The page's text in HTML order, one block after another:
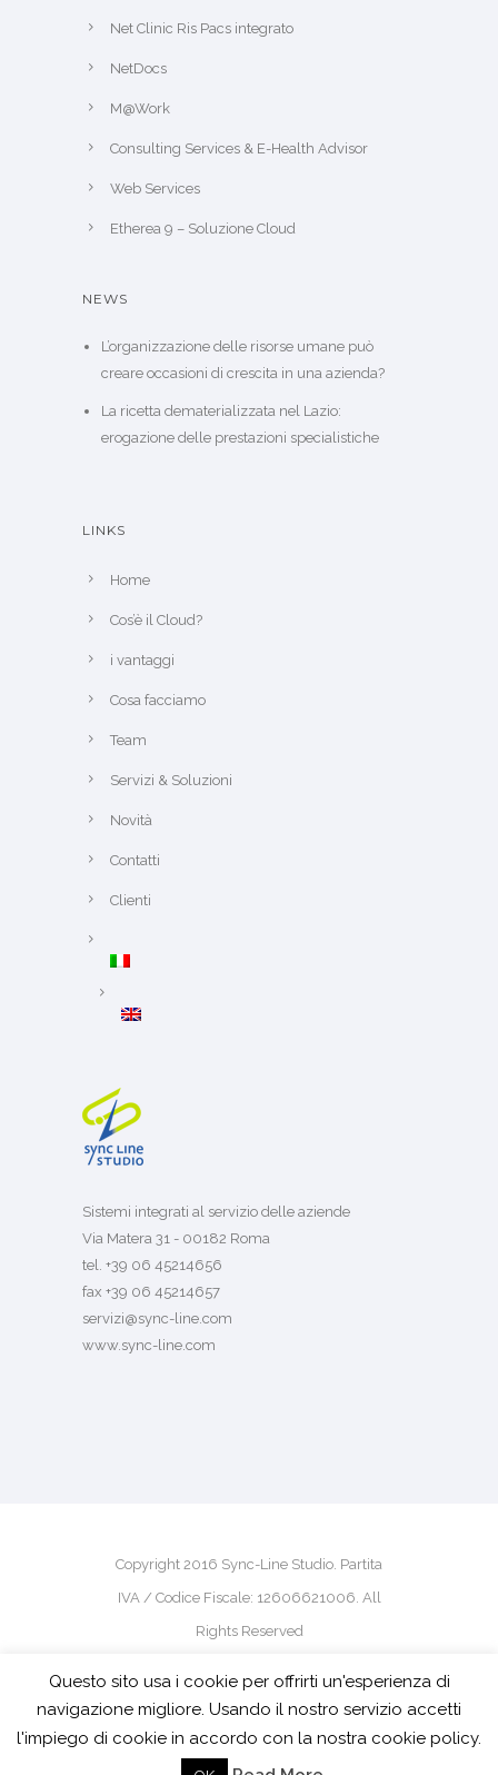
Net Clinic Ris Pacs integrato
NetDocs
M@Work
Consulting Services & E-Health Advisor
Web Services
Etherea 9 – Soluzione Cloud
NEWS
L’organizzazione delle risorse umane può
creare occasioni di crescita in una azienda?
La ricetta dematerializzata nel Lazio:
erogazione delle prestazioni specialistiche
LINKS
Home
Cos’è il Cloud?
i vantaggi
Cosa facciamo
Team
Servizi & Soluzioni
Novità
Contatti
Clienti
Sistemi integrati al servizio delle aziende
Via Matera 31 - 00182 Roma
tel. +39 06 45214656
fax +39 06 45214657
servizi@sync-line.com
www.sync-line.com
Copyright 2016 Sync-Line Studio. Partita
IVA / Codice Fiscale: 12606621006. All
Rights Reserved
powered bypm-design
Questo sito usa i cookie per offrirti un'esperienza di
navigazione migliore. Usando il nostro servizio accetti
l'impiego di cookie in accordo con la nostra cookie policy.